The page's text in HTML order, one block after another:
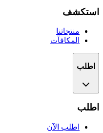
استكشف
منتجاتنا
المكافآت
اطلب
اطلب
اطلب الآن